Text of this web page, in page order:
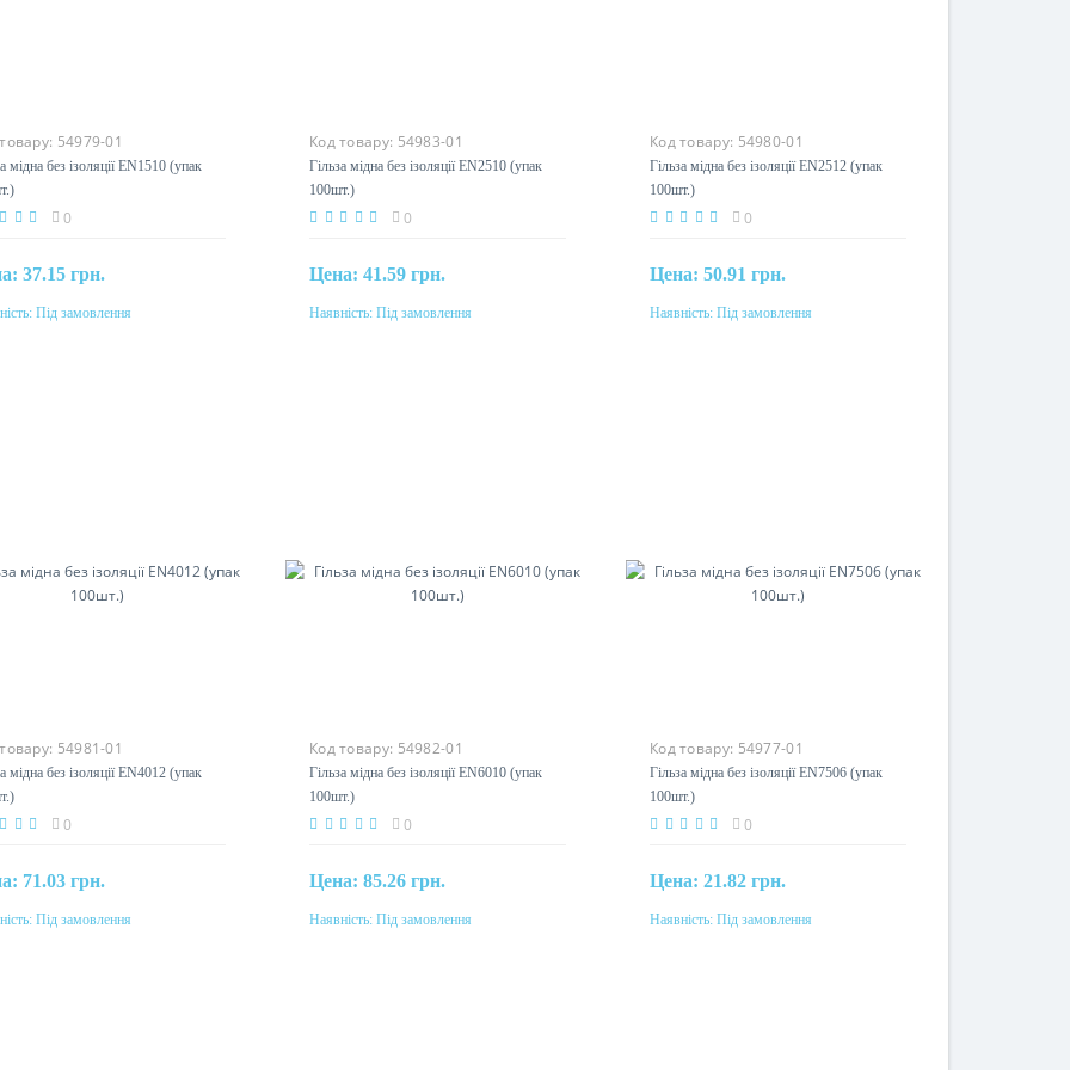
54979-01
мідна без ізоляції EN1510 (упак
0
37.15 грн.
Під замовлення
Під замовлення
Код товару: 54983-01
Гільза мідна без ізоляції EN2510 (упак
100шт.)
0
Цена: 41.59 грн.
Під замовлення
Наявність: Під замовлення
Код товару: 54980-01
Гільза мідна без ізоляції EN2512 (упак
100шт.)
0
Цена: 50.91 грн.
Під замовлення
Наявність: Під замовлення
54981-01
мідна без ізоляції EN4012 (упак
0
71.03 грн.
Під замовлення
Під замовлення
Код товару: 54982-01
Гільза мідна без ізоляції EN6010 (упак
100шт.)
0
Цена: 85.26 грн.
Під замовлення
Наявність: Під замовлення
Код товару: 54977-01
Гільза мідна без ізоляції EN7506 (упак
100шт.)
0
Цена: 21.82 грн.
Під замовлення
Наявність: Під замовлення